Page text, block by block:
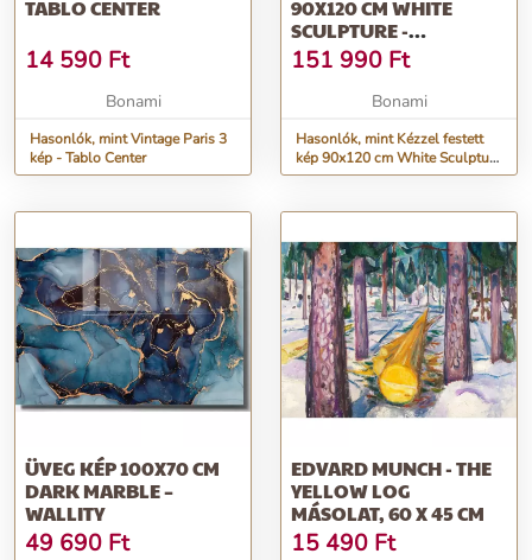
TABLO CENTER
14 590 Ft
Bonami
Hasonlók, mint Vintage Paris 3
kép - Tablo Center
90X120 CM WHITE
SCULPTURE -
MALERIFABRIKKEN
151 990 Ft
Bonami
Hasonlók, mint Kézzel festett
kép 90x120 cm White Sculpture
- Malerifabrikken
ÜVEG KÉP 100X70 CM
DARK MARBLE –
WALLITY
49 690 Ft
EDVARD MUNCH - THE
YELLOW LOG
MÁSOLAT, 60 X 45 CM
15 490 Ft